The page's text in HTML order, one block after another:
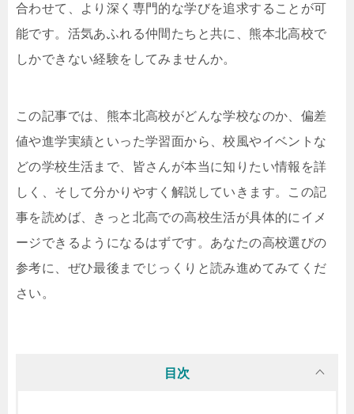
合わせて、より深く専門的な学びを追求することが可
能です。活気あふれる仲間たちと共に、熊本北高校で
しかできない経験をしてみませんか。
この記事では、熊本北高校がどんな学校なのか、偏差
値や進学実績といった学習面から、校風やイベントな
どの学校生活まで、皆さんが本当に知りたい情報を詳
しく、そして分かりやすく解説していきます。この記
事を読めば、きっと北高での高校生活が具体的にイメ
ージできるようになるはずです。あなたの高校選びの
参考に、ぜひ最後までじっくりと読み進めてみてくだ
さい。
目次